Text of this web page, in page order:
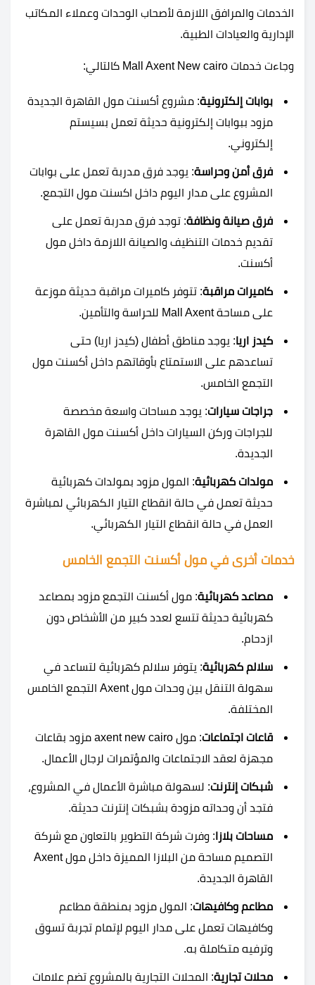
الخدمات والمرافق اللازمة لأصحاب الوحدات وعملاء المكاتب
الإدارية والعيادات الطبية.
وجاءت خدمات Mall Axent New cairo كالتالي:
بوابات إلكترونية: مشروع أكسنت مول القاهرة الجديدة
مزود ببوابات إلكترونية حديثة تعمل بسيستم
إلكتروني.
فرق أمن وحراسة: يوجد فرق مدربة تعمل على بوابات
المشروع على مدار اليوم داخل اكسنت مول التجمع.
فرق صيانة ونظافة: توجد فرق مدربة تعمل على
تقديم خدمات التنظيف والصيانة اللازمة داخل مول
أكسنت.
كاميرات مراقبة: تتوفر كاميرات مراقبة حديثة موزعة
على مساحة Mall Axent للحراسة والتأمين.
كيدز اريا : يوجد مناطق أطفال (كيدز اريا) حتى
تساعدهم على الاستمتاع بأوقاتهم داخل أكسنت مول
التجمع الخامس.
جراجات سيارات: يوجد مساحات واسعة مخصصة
للجراجات وركن السيارات داخل أكسنت مول القاهرة
الجديدة.
مولدات كهربائية: المول مزود بمولدات كهربائية
حديثة تعمل في حالة انقطاع التيار الكهربائي لمباشرة
العمل في حالة انقطاع التيار الكهربائي.
خدمات أخرى في مول أكسنت التجمع الخامس
مصاعد كهربائية: مول أكسنت التجمع مزود بمصاعد
كهربائية حديثة تتسع لعدد كبير من الأشخاص دون
ازدحام.
سلالم كهربائية: يتوفر سلالم كهربائية لتساعد في
سهولة التنقل بين وحدات مول Axent التجمع الخامس
المختلفة.
قاعات اجتماعات
: مول axent new cairo مزود بقاعات
مجهزة لعقد الاجتماعات والمؤتمرات لرجال الأعمال.
شبكات إنترنت: لسهولة مباشرة الأعمال في المشروع،
فتجد أن وحداته مزودة بشبكات إنترنت حديثة.
مساحات بلازا : وفرت شركة التطوير بالتعاون مع شركة
التصميم مساحة من البلازا المميزة داخل مول Axent
القاهرة الجديدة.
مطاعم وكافيهات: المول مزود بمنطقة مطاعم
وكافيهات تعمل على مدار اليوم لإتمام تجربة تسوق
وترفيه متكاملة به.
محلات تجارية: المحلات التجارية بالمشروع تضم علامات